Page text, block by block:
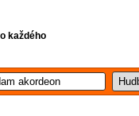
každého